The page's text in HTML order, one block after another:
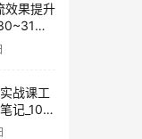
效果提升
AD/百
战课工
记_10年